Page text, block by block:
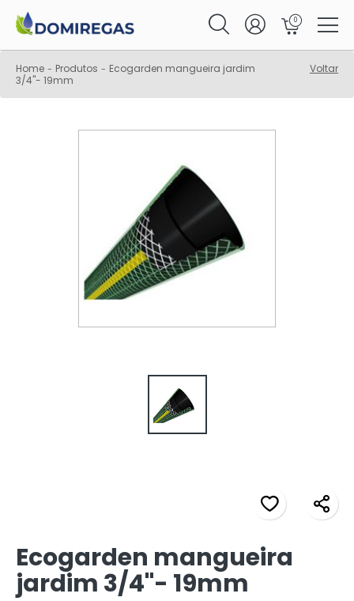
0
Home - Produtos - Ecogarden mangueira jardim
3/4"- 19mm
Voltar
Ecogarden mangueira
jardim 3/4"- 19mm